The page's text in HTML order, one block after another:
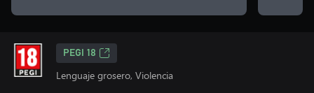
PEGI 18
Lenguaje grosero, Violencia